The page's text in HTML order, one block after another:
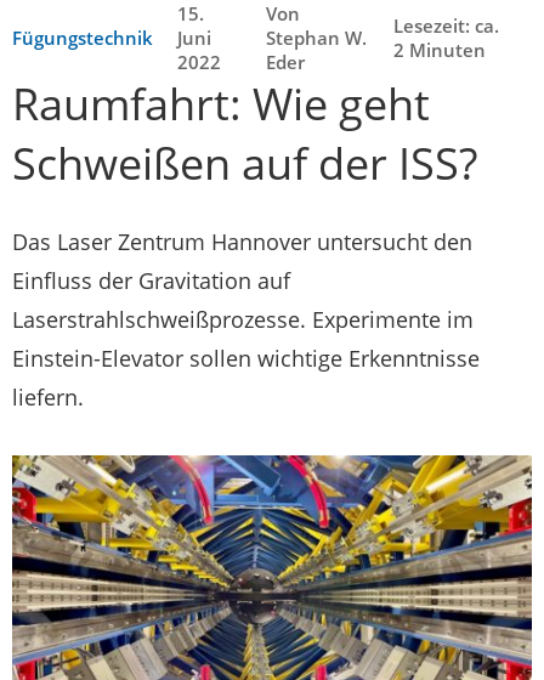
Fügungstechnik
15.
Juni
2022
Von
Stephan W.
Eder
Lesezeit: ca.
2 Minuten
Raumfahrt: Wie geht
Schweißen auf der ISS?
Das Laser Zentrum Hannover untersucht den
Einfluss der Gravitation auf
Laserstrahlschweißprozesse. Experimente im
Einstein-Elevator sollen wichtige Erkenntnisse
liefern.